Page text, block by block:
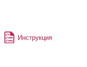
Инструкция